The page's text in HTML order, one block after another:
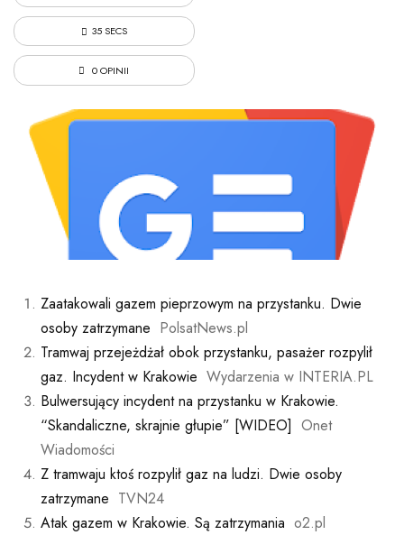
35 SECS
0 OPINII
Zaatakowali gazem pieprzowym na przystanku. Dwie
osoby zatrzymane PolsatNews.pl
Tramwaj przejeżdżał obok przystanku, pasażer rozpylił
gaz. Incydent w Krakowie Wydarzenia w INTERIA.PL
Bulwersujący incydent na przystanku w Krakowie.
“Skandaliczne, skrajnie głupie” [WIDEO] Onet
Wiadomości
Z tramwaju ktoś rozpylił gaz na ludzi. Dwie osoby
zatrzymane TVN24
Atak gazem w Krakowie. Są zatrzymania o2.pl